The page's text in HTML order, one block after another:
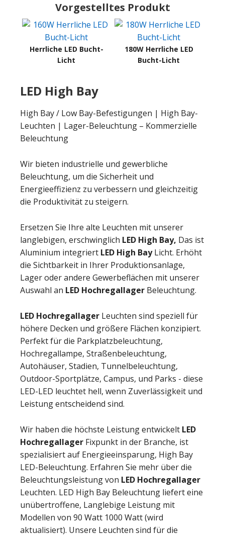
Vorgestelltes Produkt
Herrliche LED Bucht-
Licht
180W Herrliche LED
Bucht-Licht
LED High Bay
High Bay / Low Bay-Befestigungen | High Bay-
Leuchten | Lager-Beleuchtung – Kommerzielle
Beleuchtung
Wir bieten industrielle und gewerbliche
Beleuchtung, um die Sicherheit und
Energieeffizienz zu verbessern und gleichzeitig
die Produktivität zu steigern.
Ersetzen Sie Ihre alte Leuchten mit unserer
langlebigen, erschwinglich LED High Bay, Das ist
Aluminium integriert LED High BayLicht. Erhöht
die Sichtbarkeit in Ihrer Produktionsanlage,
Lager oder andere Gewerbeflächen mit unserer
Auswahl an LED Hochregallager Beleuchtung.
LED Hochregallager Leuchten sind speziell für
höhere Decken und größere Flächen konzipiert.
Perfekt für die Parkplatzbeleuchtung,
Hochregallampe, Straßenbeleuchtung,
Autohäuser, Stadien, Tunnelbeleuchtung,
Outdoor-Sportplätze, Campus, und Parks - diese
LED-LED leuchtet hell, wenn Zuverlässigkeit und
Leistung entscheidend sind.
Wir haben die höchste Leistung entwickelt LED
Hochregallager Fixpunkt in der Branche, ist
spezialisiert auf Energieeinsparung, High Bay
LED-Beleuchtung. Erfahren Sie mehr über die
Beleuchtungsleistung von LED Hochregallager
Leuchten. LED High Bay Beleuchtung liefert eine
unübertroffene, Langlebige Leistung mit
Modellen von 90 Watt 1000 Watt (wird
aktualisiert). Unsere Leuchten sind für die